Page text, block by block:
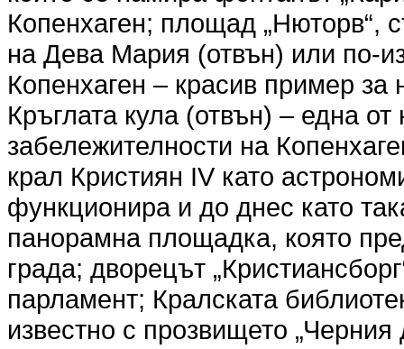
Копенхаген; площад „Нюторв“,
на Дева Мария (отвън) или по-
Копенхаген – красив пример за
Кръглата кула (отвън) – една
забележителности на
крал Кристиян IV като
функционира и до днес като
панорамна площадка, която
града; дворецът
парламент; Кралската
известно с прозвището